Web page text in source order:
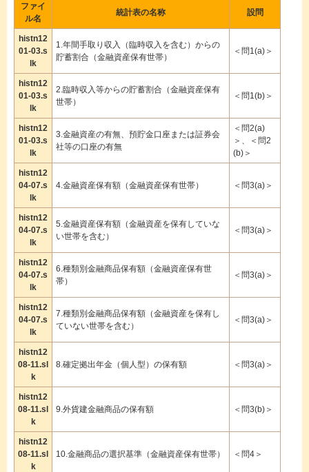
ファイ
ル名
統計表の名称 設問
histn12
01-03.s
lk
1.年間手取り収入（臨時収入を含む）からの
貯蓄割合（金融資産保有世帯）
＜問1(a)＞
histn12
01-03.s
lk
2.臨時収入等からの貯蓄割合（金融資産保有
世帯）
＜問1(b)＞
histn12
01-03.s
lk
3.金融資産の有無、預貯金口座または証券会
社等の口座の有無
＜問2(a)
＞、＜問2
(b)＞
histn12
04-07.s
lk
4.金融資産保有額（金融資産保有世帯） ＜問3(a)＞
histn12
04-07.s
lk
5.金融資産保有額（金融資産を保有していな
い世帯を含む）
＜問3(a)＞
histn12
04-07.s
lk
6.種類別金融商品保有額（金融資産保有世
帯）
＜問3(a)＞
histn12
04-07.s
lk
7.種類別金融商品保有額（金融資産を保有し
ていない世帯を含む）
＜問3(a)＞
histn12
08-11.sl
k
8.確定拠出年金（個人型）の保有額 ＜問3(a)＞
histn12
08-11.sl
k
9.外貨建金融商品の保有額 ＜問3(b)＞
histn12
08-11.sl
k
10.金融商品の選択基準（金融資産保有世帯） ＜問4＞